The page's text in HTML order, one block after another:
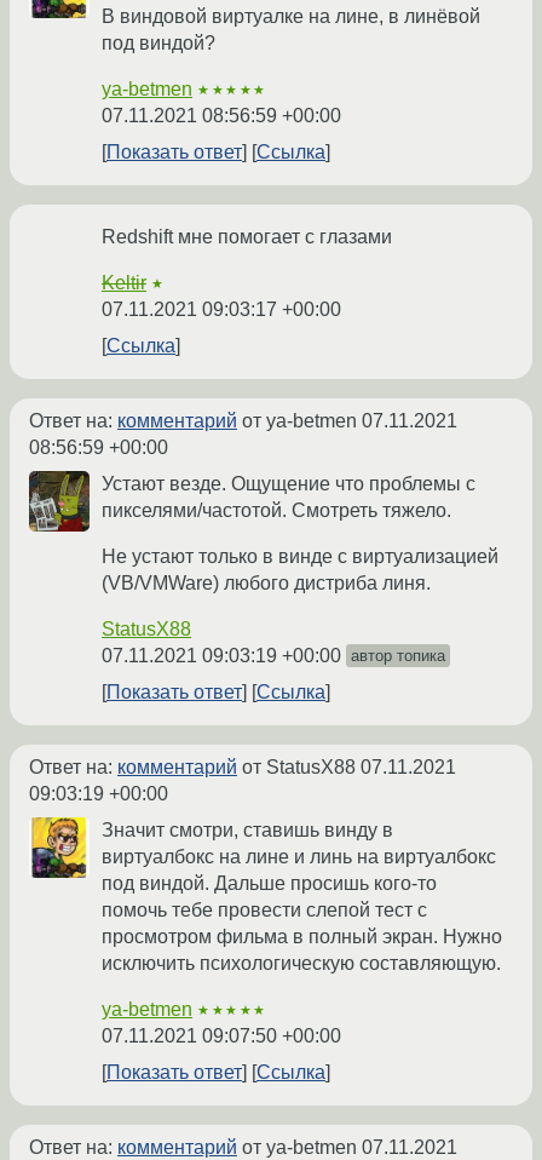
В виндовой виртуалке на лине, в линёвой
под виндой?
ya-betmen ★★★★★
07.11.2021 08:56:59 +00:00
Показать ответ
Ссылка
Redshift мне помогает с глазами
Keltir ★
07.11.2021 09:03:17 +00:00
Ссылка
Ответ на: комментарий от ya-betmen 07.11.2021
08:56:59 +00:00
Устают везде. Ощущение что проблемы с
пикселями/частотой. Смотреть тяжело.
Не устают только в винде с виртуализацией
(VB/VMWare) любого дистриба линя.
StatusX88
07.11.2021 09:03:19 +00:00 автор топика
Показать ответ Ссылка
Ответ на: комментарий от StatusX88 07.11.2021
09:03:19 +00:00
Значит смотри, ставишь винду в
виртуалбокс на лине и линь на виртуалбокс
под виндой. Дальше просишь кого-то
помочь тебе провести слепой тест с
просмотром фильма в полный экран. Нужно
исключить психологическую составляющую.
ya-betmen ★★★★★
07.11.2021 09:07:50 +00:00
Показать ответ
Ссылка
Ответ на: комментарий от ya-betmen 07.11.2021